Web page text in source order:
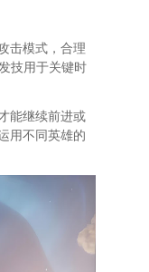
击模式，合理
技用于关键时
能继续前进或
用不同英雄的